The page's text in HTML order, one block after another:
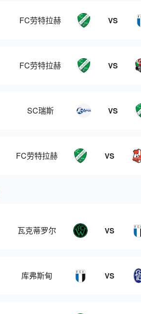
FC劳特拉赫 VS
FC劳特拉赫 VS
SC瑞斯 VS
FC劳特拉赫 VS
瓦克蒂罗尔 VS
库弗斯甸 VS